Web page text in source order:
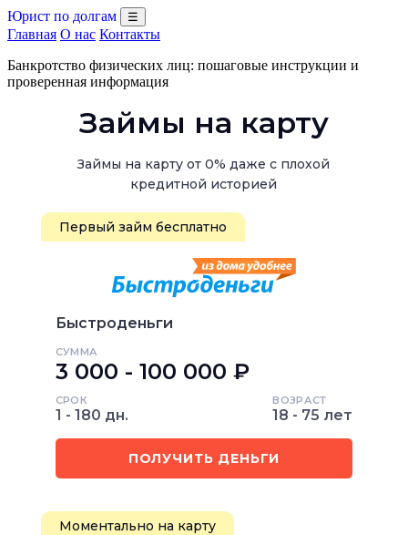
Юрист по долгам ☰
Главная О нас Контакты
Банкротство физических лиц: пошаговые инструкции и
проверенная информация
Займы на карту
Займы на карту от 0% даже с плохой
кредитной историей
Первый займ бесплатно
Быстроденьги
СУММА
3 000 - 100 000 ₽
СРОК
1 - 180 дн.
ВОЗРАСТ
18 - 75 лет
ПОЛУЧИТЬ ДЕНЬГИ
Моментально на карту